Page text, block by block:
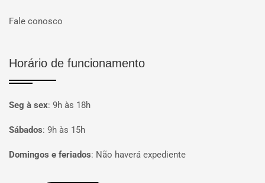
Fale conosco
Horário de funcionamento
Seg à sex: 9h às 18h
Sábados: 9h às 15h
Domingos e feriados: Não haverá expediente